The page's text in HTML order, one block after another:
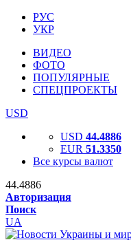
РУС
УКР
ВИДЕО
ФОТО
ПОПУЛЯРНЫЕ
СПЕЦПРОЕКТЫ
USD
USD 44.4886
EUR 51.3350
Все курсы валют
44.4886
Авторизация
Поиск
UA